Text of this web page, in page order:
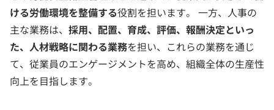
ける労働環境を整備する役割を担います。 一方、人事の
主な業務は、 採用、配置、育成、評価、報酬決定といっ
た、人材戦略に関わる業務を担い、これらの業務を通じ
て、従業員のエンゲージメントを高め、組織全体の生産性
向上を目指します。